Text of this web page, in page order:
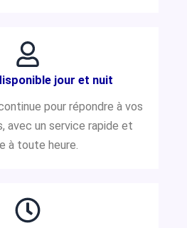
jour et nuit
pour répondre à vos
avec un service rapide et
à toute heure.